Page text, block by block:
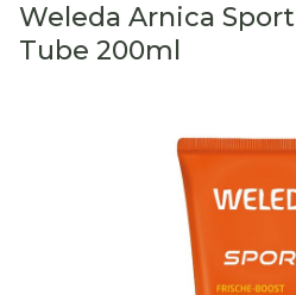
Weleda Arnica
Tube 200ml